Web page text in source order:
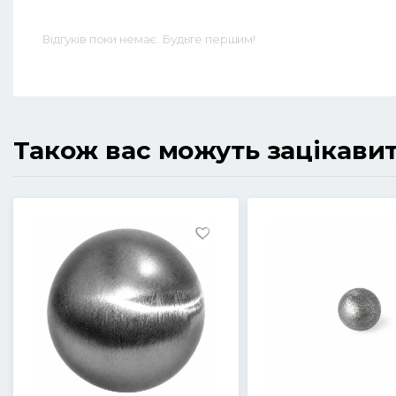
Відгуків поки немає. Будьте першим!
Також вас можуть